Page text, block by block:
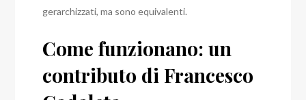
gerarchizzati, ma sono equivalenti.
Come funzionano: un
contributo di Francesco